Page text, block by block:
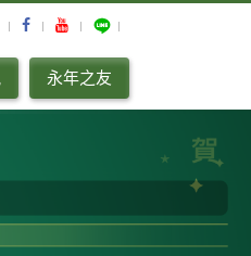
永年之友